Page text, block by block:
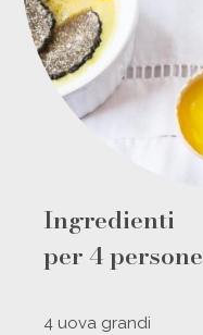
Ingredienti
per 4 persone
4 uova grandi